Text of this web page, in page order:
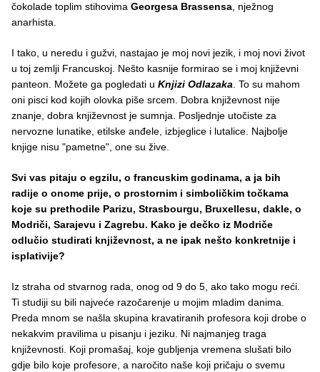
čokolade toplim stihovima Georgesa Brassensa, nježnog
anarhista.
I tako, u neredu i gužvi, nastajao je moj novi jezik, i moj novi život
u toj zemlji Francuskoj. Nešto kasnije formirao se i moj književni
panteon. Možete ga pogledati u Knjizi Odlazaka. To su mahom
oni pisci kod kojih olovka piše srcem. Dobra književnost nije
znanje, dobra književnost je sumnja. Posljednje utočiste za
nervozne lunatike, etilske anđele, izbjeglice i lutalice. Najbolje
knjige nisu "pametne", one su žive.
Svi vas pitaju o egzilu, o francuskim godinama, a ja bih
radije o onome prije, o prostornim i simboličkim točkama
koje su prethodile Parizu, Strasbourgu, Bruxellesu, dakle, o
Modriči, Sarajevu i Zagrebu. Kako je dečko iz Modriče
odlučio studirati književnost, a ne ipak nešto konkretnije i
isplativije?
Iz straha od stvarnog rada, onog od 9 do 5, ako tako mogu reći.
Ti studiji su bili najveće razočarenje u mojim mladim danima.
Preda mnom se našla skupina kravatiranih profesora koji drobe o
nekakvim pravilima u pisanju i jeziku. Ni najmanjeg traga
književnosti. Koji promašaj, koje gubljenja vremena slušati bilo
gdje bilo koje profesore, a naročito naše koji pričaju o svemu